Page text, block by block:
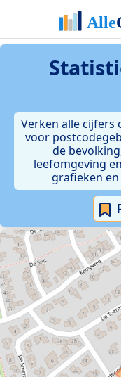
Verken alle cijfers
voor
de
leefomgeving
grafieken